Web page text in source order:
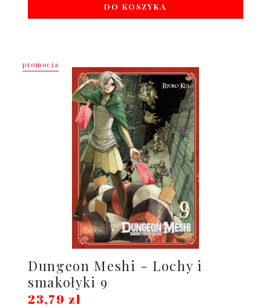
DO KOSZYKA
Dungeon Meshi - Lochy i
smakołyki 9
23,79 zł
promocja